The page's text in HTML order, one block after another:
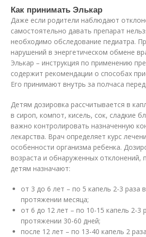
Как принимать Элькар
Даже если родители наблюдают
самостоятельно давать препарат
необходимо обследование педиатра.
нарушений в энергетическом обмене
Элькар – инструкция по применению
содержит рекомендации о способах
Его принимают внутрь за полчаса
Детям дозировка рассчитывается в
в сироп, компот, кисель, сок, сладкие
важно контролировать назначенную
лекарства. Врач определяет курс
особенности организма ребенка.
возраста и обнаруженных отклонений,
детям назначают:
от 3 до 6 лет – по 5 капель 2-3 раза
протяжении месяца;
от 6 до 12 лет – по 10-15 капель 2-3
протяжении 30-60 дней;
после 12 лет – по 13-40 капель 2